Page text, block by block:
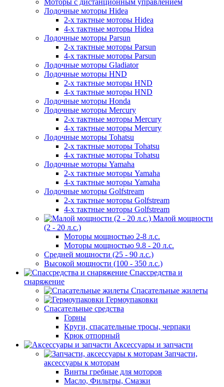
Моторы с дистанционным управлением
Лодочные моторы Hidea
2-х тактные моторы Hidea
4-х тактные моторы Hidea
Лодочные моторы Parsun
2-х тактные моторы Parsun
4-х тактные моторы Parsun
Лодочные моторы Gladiator
Лодочные моторы HND
2-х тактные моторы HND
4-х тактные моторы HND
Лодочные моторы Honda
Лодочные моторы Mercury
2-х тактные моторы Mercury
4-х тактные моторы Mercury
Лодочные моторы Tohatsu
2-х тактные моторы Tohatsu
4-х тактные моторы Tohatsu
Лодочные моторы Yamaha
2-х тактные моторы Yamaha
4-х тактные моторы Yamaha
Лодочные моторы Golfstream
2-х тактные моторы Golfstream
4-х тактные моторы Golfstream
Малой мощности
(2 - 20 л.с.)
Моторы мощностью 2-8 л.с.
Моторы мощностью 9.8 - 20 л.с.
Средней мощности (25 - 90 л.с.)
Высокой мощности (100 - 350 л.с.)
Спассредства и
снаряжение
Спасательные жилеты
Гермоупаковки
Спасательные средства
Горны
Круги, спасательные тросы, черпаки
Крюк отпорный
Аксессуары и запчасти
Запчасти,
аксессуары к моторам
Винты гребные для моторов
Масло, Фильтры, Смазки